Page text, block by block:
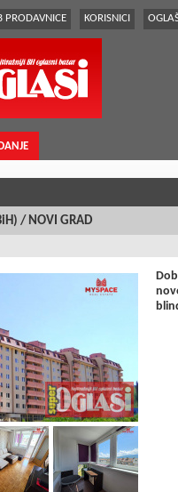
PRODAVNICE KORISNICI
/ NOVI GRAD